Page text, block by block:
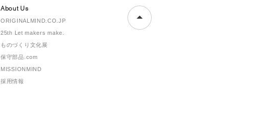
About Us
ORIGINALMIND.CO.JP
25th Let makers make.
ものづくり文化展
保守部品.com
MISSIONMIND
採用情報